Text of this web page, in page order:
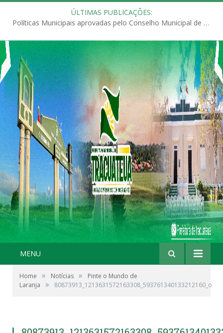
ÚLTIMAS PUBLICAÇÕES:
Políticas Municipais aprovadas pelo Conselho Municipal de Educação (CME)
MENU
Home » Notícias »
Pinte o Mundo de
Laranja
» 80873913_1213631572163308_593761340133212160_o